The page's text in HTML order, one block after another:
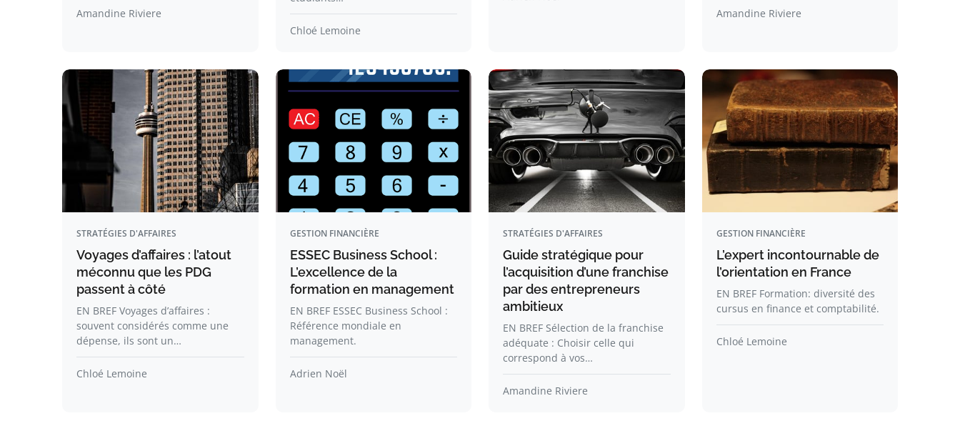
Amandine Riviere
Chloé Lemoine
Amandine Riviere
STRATÉGIES D'AFFAIRES
Voyages d’affaires : l’atout
méconnu que les PDG
passent à côté
EN BREF Voyages d’affaires :
souvent considérés comme une
dépense, ils sont un…
Chloé Lemoine
GESTION FINANCIÈRE
ESSEC Business School :
L’excellence de la
formation en management
EN BREF ESSEC Business School :
Référence mondiale en
management.
Adrien Noël
STRATÉGIES D'AFFAIRES
Guide stratégique pour
l’acquisition d’une franchise
par des entrepreneurs
ambitieux
EN BREF Sélection de la franchise
adéquate : Choisir celle qui
correspond à vos…
Amandine Riviere
GESTION FINANCIÈRE
L’expert incontournable de
l’orientation en France
EN BREF Formation: diversité des
cursus en finance et comptabilité.
Chloé Lemoine